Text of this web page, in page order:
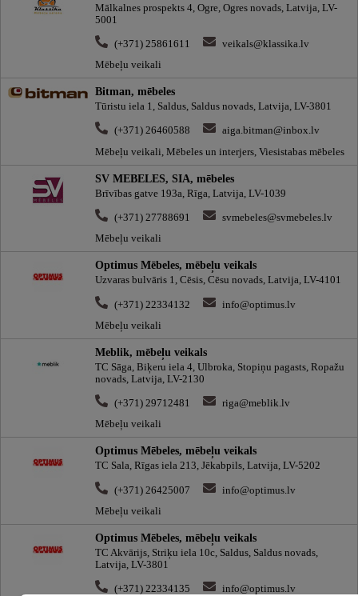
Mālkalnes prospekts 4, Ogre, Ogres novads, Latvija, LV-
5001
(+371) 25861611
veikals@klassika.lv
Mēbeļu veikali
Bitman, mēbeles
Tūristu iela 1, Saldus, Saldus novads, Latvija, LV-3801
(+371) 26460588
aiga.bitman@inbox.lv
Mēbeļu veikali, Mēbeles un interjers, Viesistabas mēbeles
SV MEBELES, SIA, mēbeles
Brīvības gatve 193a, Rīga, Latvija, LV-1039
(+371) 27788691
svmebeles@svmebeles.lv
Mēbeļu veikali
Optimus Mēbeles, mēbeļu veikals
Uzvaras bulvāris 1, Cēsis, Cēsu novads, Latvija, LV-4101
(+371) 22334132
info@optimus.lv
Mēbeļu veikali
Meblik, mēbeļu veikals
TC Sāga, Biķeru iela 4, Ulbroka, Stopiņu pagasts, Ropažu
novads, Latvija, LV-2130
(+371) 29712481
riga@meblik.lv
Mēbeļu veikali
Optimus Mēbeles, mēbeļu veikals
TC Sala, Rīgas iela 213, Jēkabpils, Latvija, LV-5202
(+371) 26425007
info@optimus.lv
Mēbeļu veikali
Optimus Mēbeles, mēbeļu veikals
TC Akvārijs, Striķu iela 10c, Saldus, Saldus novads,
Latvija, LV-3801
(+371) 22334135
info@optimus.lv